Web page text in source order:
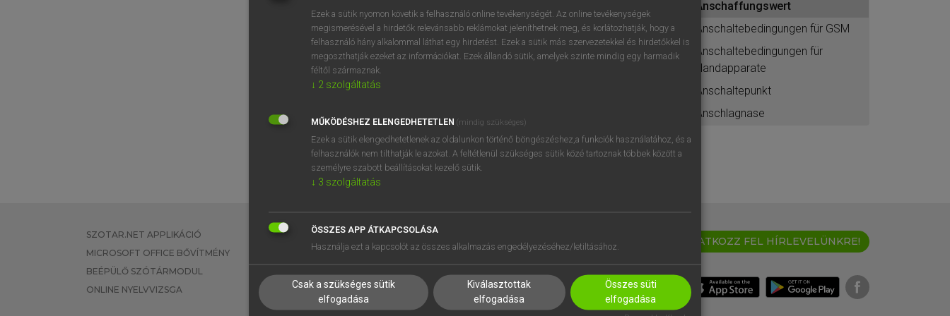
BELÉPÉS
regisztrálok ésbelépek.
REGISZTRÁCIÓ
Anschaffungswert
Anschaltebedingungen für GSM
Anschaltebedingungen für
Handapparate
Anschaltepunkt
Anschlagnase
SZOTAR.NET APPLIKÁCIÓ
MICROSOFT OFFICE BŐVÍTMÉNY
BEÉPÜLŐ SZÓTÁRMODUL
ONLINE NYELVVIZSGA
EGYÉNI FELHASZNÁLÓKNAK
TANULÓKNAK
VÁLLALATI MEGOLDÁSOK
SÚGÓ
RÓLUNK
SÜTI BEÁLLÍTÁSOK
IRATKOZZ FEL HÍRLEVELÜNKRE!
Ezek a sütik nyomon követik a felhasználó online tevékenységét. Az online tevékenységek
megismerésével a hirdetők relevánsabb reklámokat jeleníthetnek meg, és korlátozhatják, hogy a
felhasználó hány alkalommal láthat egy hirdetést. Ezek a sütik más szervezetekkel és hirdetőkkel is
megoszthatják ezeket az információkat. Ezek állandó sütik, amelyek szinte mindig egy harmadik
féltől származnak.
↓ 2 szolgáltatás
MŰKÖDÉSHEZ ELENGEDHETETLEN (mindig szükséges)
Ezek a sütik elengedhetetlenek az oldalunkon történő böngészéshez,a funkciók használatához, és a
felhasználók nem tilthatják le azokat. A feltétlenül szükséges sütik közé tartoznak többek között a
személyre szabott beállításokat kezelő sütik.
↓ 3 szolgáltatás
ÖSSZES APP ÁTKAPCSOLÁSA
Használja ezt a kapcsolót az összes alkalmazás engedélyezéséhez/letiltásához.
Csak a szükséges sütik
elfogadása
Kiválasztottak
elfogadása
Összes süti
elfogadása